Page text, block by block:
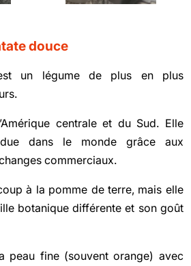
douce
un légume de plus en plus
centrale et du Sud. Elle
dans le monde grâce aux
commerciaux.
à la pomme de terre, mais elle
botanique différente et son goût
peau fine (souvent orange) avec